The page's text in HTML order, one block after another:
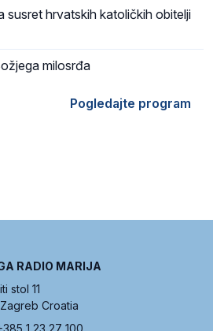
susret hrvatskih katoličkih obitelji
milosrđa
Pogledajte program
RADIO MARIJA
stol 11
Croatia